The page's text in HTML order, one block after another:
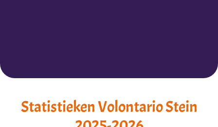
Statistieken Volontario Stein